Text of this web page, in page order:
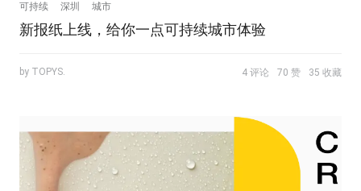
可持续 深圳 城市
新报纸上线，给你一点可持续城市体验
by TOPYS. 4 评论 70 赞 35 收藏